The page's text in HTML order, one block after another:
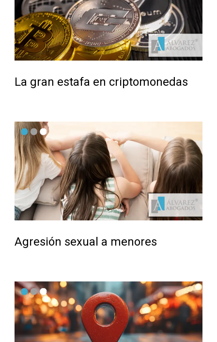
La gran estafa en criptomonedas
Agresión sexual a menores